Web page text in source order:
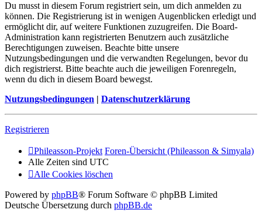
Du musst in diesem Forum registriert sein, um dich anmelden zu
können. Die Registrierung ist in wenigen Augenblicken erledigt und
ermöglicht dir, auf weitere Funktionen zuzugreifen. Die Board-
Administration kann registrierten Benutzern auch zusätzliche
Berechtigungen zuweisen. Beachte bitte unsere
Nutzungsbedingungen und die verwandten Regelungen, bevor du
dich registrierst. Bitte beachte auch die jeweiligen Forenregeln,
wenn du dich in diesem Board bewegst.
Nutzungsbedingungen | Datenschutzerklärung
Registrieren
Phileasson-Projekt Foren-Übersicht (Phileasson & Simyala)
Alle Zeiten sind UTC
Alle Cookies löschen
Powered by phpBB® Forum Software © phpBB Limited
Deutsche Übersetzung durch phpBB.de